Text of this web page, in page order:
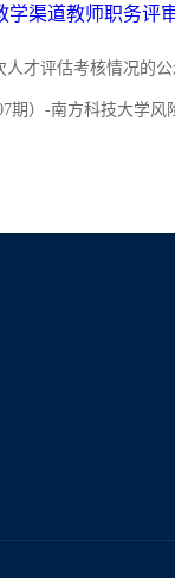
学渠道教师职务评
人才评估考核情况的
期）-南方科技大学